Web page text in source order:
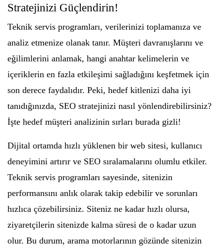
Stratejinizi Güçlendirin!
Teknik servis programları, verilerinizi toplamanıza ve
analiz etmenize olanak tanır. Müşteri davranışlarını ve
eğilimlerini anlamak, hangi anahtar kelimelerin ve
içeriklerin en fazla etkileşimi sağladığını keşfetmek için
son derece faydalıdır. Peki, hedef kitlenizi daha iyi
tanıdığınızda, SEO stratejinizi nasıl yönlendirebilirsiniz?
İşte hedef müşteri analizinin sırları burada gizli!
Dijital ortamda hızlı yüklenen bir web sitesi, kullanıcı
deneyimini artırır ve SEO sıralamalarını olumlu etkiler.
Teknik servis programları sayesinde, sitenizin
performansını anlık olarak takip edebilir ve sorunları
hızlıca çözebilirsiniz. Siteniz ne kadar hızlı olursa,
ziyaretçilerin sitenizde kalma süresi de o kadar uzun
olur. Bu durum, arama motorlarının gözünde sitenizin